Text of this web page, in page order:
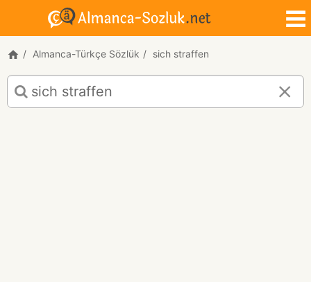
Almanca-Türkçe Sözlük sich straffen
sich
straffen
için